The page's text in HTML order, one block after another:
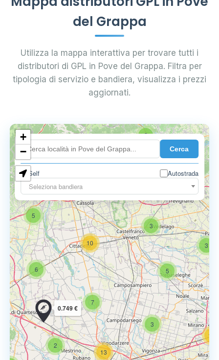
del Grappa
Utilizza la mappa interattiva per trovare tutti i
distributori di GPL in Pove del Grappa. Filtra per
tipologia di servizio e bandiera, visualizza i prezzi
aggiornati.
Cerca
Self
Autostrada
Seleziona bandiera
3
14
3
2
5
6
2
5
3
6
10
7
13
0.749 €
+
−